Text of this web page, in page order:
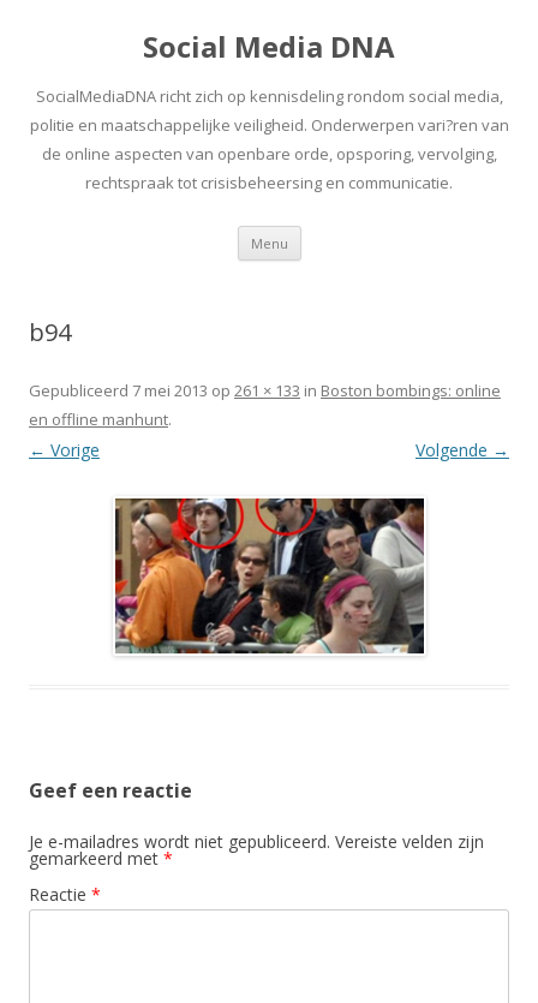
Social Media DNA
SocialMediaDNA richt zich op kennisdeling rondom social media,
politie en maatschappelijke veiligheid. Onderwerpen vari?ren van
de online aspecten van openbare orde, opsporing, vervolging,
rechtspraak tot crisisbeheersing en communicatie.
Menu Spring
inhoud
b94
Gepubliceerd 7 mei 2013 op 261 × 133 in Boston bombings: online
en offline manhunt.
← Vorige Volgende →
Geef een reactie
Je e-mailadres wordt niet gepubliceerd. Vereiste velden zijn
gemarkeerd met *
Reactie *